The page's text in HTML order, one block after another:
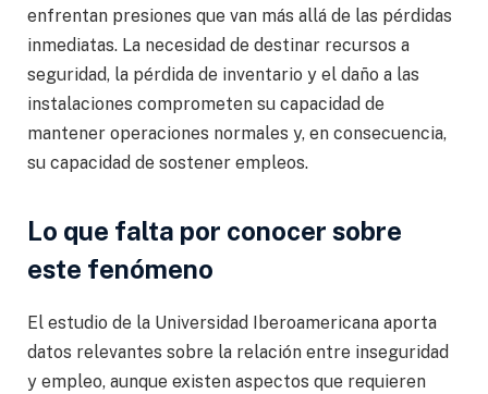
enfrentan presiones que van más allá de las pérdidas
inmediatas. La necesidad de destinar recursos a
seguridad, la pérdida de inventario y el daño a las
instalaciones comprometen su capacidad de
mantener operaciones normales y, en consecuencia,
su capacidad de sostener empleos.
Lo que falta por conocer sobre
este fenómeno
El estudio de la Universidad Iberoamericana aporta
datos relevantes sobre la relación entre inseguridad
y empleo, aunque existen aspectos que requieren